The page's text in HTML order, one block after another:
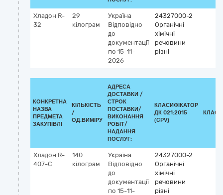
Хладон R-
32
29
кілограм
Україна
Відповідно
до
документації
по 15-11-
2026
24327000-2
Органічні
хімічні
речовини
різні
КОНКРЕТНА
НАЗВА
ПРЕДМЕТА
ЗАКУПІВЛІ
КІЛЬКІСТЬ
/
ОД.ВИМІРУ
АДРЕСА
ДОСТАВКИ /
СТРОК
ПОСТАВКИ/
ВИКОНАННЯ
РОБІТ/
НАДАННЯ
ПОСЛУГ:
КЛАСИФІКАТОР
ДК 021:2015
(CPV)
Хладон R-
407-C
140
кілограм
Україна
Відповідно
до
документації
по 15-11-
24327000-2
Органічні
хімічні
речовини
різні